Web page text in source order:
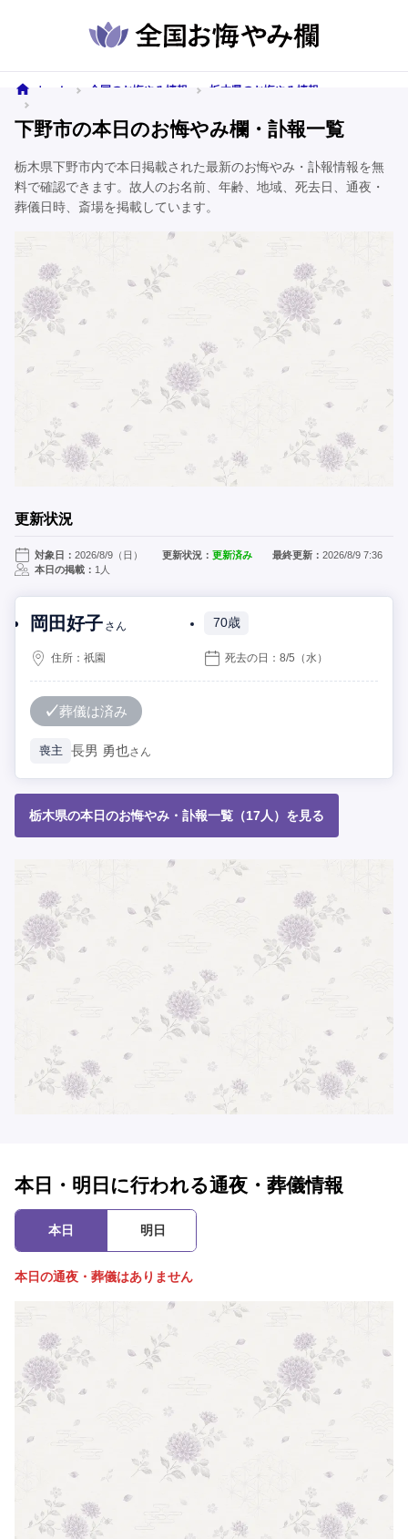
ホーム 全国のお悔やみ情報
栃木県のお悔やみ情報
下野市の本日のお悔やみ欄・訃報一覧
栃木県下野市内で本日掲載された最新のお悔やみ・訃報情報を無
料で確認できます。故人のお名前、年齢、地域、死去日、通夜・
葬儀日時、斎場を掲載しています。
更新状況
対象日： 2026/8/9（日） 更新状況：更新済み 最終更新： 2026/8/9 7:36
本日の掲載： 1人
岡田好子 さん 70歳
住所：祇園 死去の日：8/5 （水）
葬儀は済み
喪主 長男 勇也さん
栃木県の本日のお悔やみ・訃報一覧（17人）を見る
本日・明日に行われる通夜・葬儀情報
本日 明日
本日の通夜・葬儀はありません